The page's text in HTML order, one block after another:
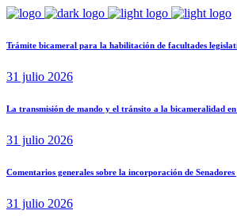
Trámite bicameral para la habilitación de facultades
31 julio 2026
La transmisión de mando y el tránsito a la bicameralidad
31 julio 2026
Comentarios generales sobre la incorporación de
31 julio 2026